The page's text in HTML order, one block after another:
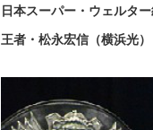
日本スーパー・ウェルタ
王者・松永宏信（横浜光